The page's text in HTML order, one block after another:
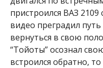
пристроился ВАЗ
видео преградил
вернуться в свою
“Тойоты” осознал
встроился обратно,